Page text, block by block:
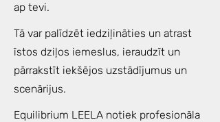
ap tevi.
Tā var palīdzēt iedziļināties un atrast
īstos dziļos iemeslus, ieraudzīt un
pārrakstīt iekšējos uzstādījumus un
scenārijus.
Equilibrium LEELA notiek profesionāla